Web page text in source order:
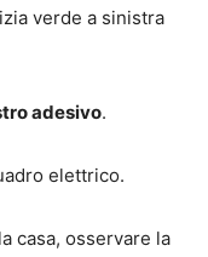
verde a sinistra
adesivo.
elettrico.
casa, osservare la